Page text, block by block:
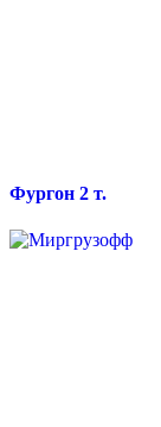
Фургон 2 т.